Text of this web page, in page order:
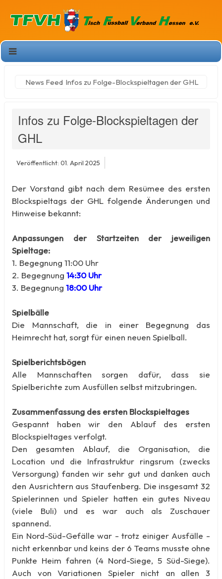
News Feed Infos zu Folge-Blockspieltagen der GHL
Infos zu Folge-Blockspieltagen der
GHL
Veröffentlicht: 01. April 2025
Der Vorstand gibt nach dem Resümee des ersten
Blockspieltags der GHL folgende Änderungen und
Hinweise bekannt:
Anpassungen der Startzeiten der jeweiligen
Spieltage:
1. Begegnung 11:00 Uhr
2. Begegnung 14:30 Uhr
3. Begegnung 18:00 Uhr
Spielbälle
Die Mannschaft, die in einer Begegnung das
Heimrecht hat, sorgt für einen neuen Spielball.
Spielberichtsbögen
Alle Mannschaften sorgen dafür, dass sie
Spielberichte zum Ausfüllen selbst mitzubringen.
Zusammenfassung des ersten Blockspieltages
Gespannt haben wir den Ablauf des ersten
Blockspieltages verfolgt.
Den gesamten Ablauf, die Organisation, die
Location und die Infrastruktur ringsrum (zwecks
Versorgung) fanden wir sehr gut und danken auch
den Ausrichtern aus Staufenberg. Die insgesamt 32
Spielerinnen und Spieler hatten ein gutes Niveau
(viele Buli) und es war auch als Zuschauer
spannend.
Ein Nord-Süd-Gefälle war - trotz einiger Ausfälle -
nicht erkennbar und keins der 6 Teams musste ohne
Punkte Heim fahren (4 Nord-Siege, 5 Süd-Siege).
Auch von Variationen Spieler nicht an allen 3